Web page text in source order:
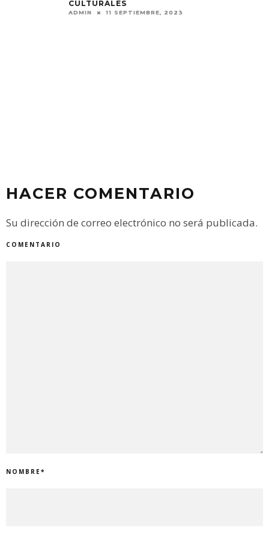
11 SEPTIEMBRE, 2023
HACER COMENTARIO
Su dirección de correo electrónico no será publicada.
COMENTARIO
NOMBRE*